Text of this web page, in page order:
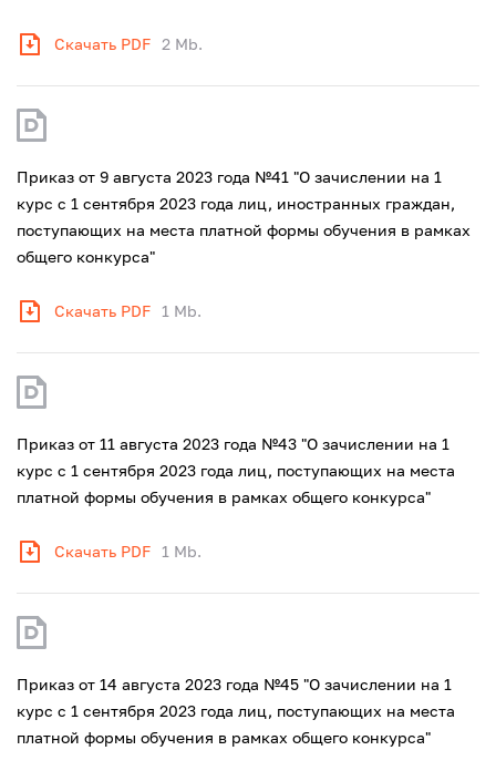
Скачать PDF 2 Mb.
Приказ от 9 августа 2023 года №41 "О зачислении на 1
курс с 1 сентября 2023 года лиц, иностранных граждан,
поступающих на места платной формы обучения в рамках
общего конкурса"
Скачать PDF 1 Mb.
Приказ от 11 августа 2023 года №43 "О зачислении на 1
курс с 1 сентября 2023 года лиц, поступающих на места
платной формы обучения в рамках общего конкурса"
Скачать PDF 1 Mb.
Приказ от 14 августа 2023 года №45 "О зачислении на 1
курс с 1 сентября 2023 года лиц, поступающих на места
платной формы обучения в рамках общего конкурса"